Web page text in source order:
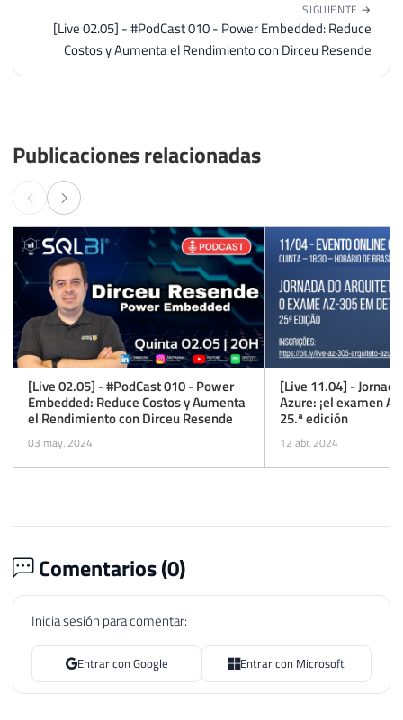
SIGUIENTE →
[Live 02.05] - #PodCast 010 - Power Embedded: Reduce
Costos y Aumenta el Rendimiento con Dirceu Resende
Publicaciones relacionadas
[Live 02.05] - #PodCast 010 - Power
Embedded: Reduce Costos y Aumenta
el Rendimiento con Dirceu Resende
03 may. 2024
[Live 11.04] -
Azure: ¡el examen
25.ª edición
12 abr. 2024
Comentarios (0)
Inicia sesión para comentar:
Entrar con Google Entrar con Microsoft